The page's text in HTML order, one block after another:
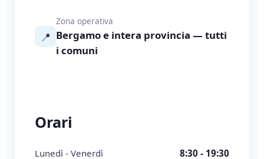
📍
Zona operativa
Bergamo e intera provincia — tutti
i comuni
Orari
Lunedì - Venerdì 8:30 - 19:30